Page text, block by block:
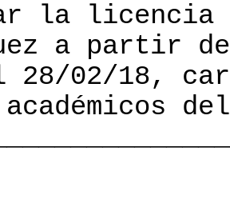
la licencia
a partir
28/02/18,
académicos